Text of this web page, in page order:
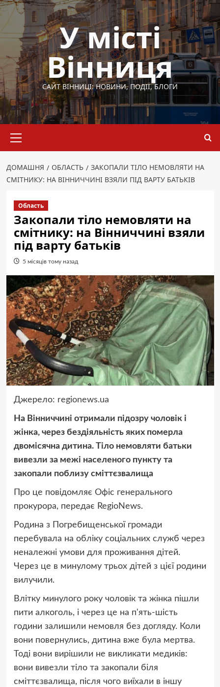
Перейти
до
вмісту
У місті
Вінниця
САЙТ ВІННИЦІ: НОВИНИ, ПОДІЇ, БЛОГИ
меню
ДОМАШНЯ ОБЛАСТЬ
ЗАКОПАЛИ ТІЛО НЕМОВЛЯТИ НА
СМІТНИКУ: НА ВІННИЧЧИНІ ВЗЯЛИ ПІД ВАРТУ БАТЬКІВ
Область
Закопали тіло немовляти на
смітнику: на Вінниччині взяли
під варту батьків
5 місяців тому назад
Джерело: regionews.ua
На Вінниччині отримали підозру чоловік і
жінка, через бездіяльність яких померла
двомісячна дитина. Тіло немовляти батьки
вивезли за межі населеного пункту та
закопали поблизу сміттєзвалища
Про це повідомляє Офіс генерального
прокурора, передає RegioNews.
Родина з Погребищенської громади
перебувала на обліку соціальних служб через
неналежні умови для проживання дітей.
Через це в минулому трьох дітей з цієї родини
вилучили.
Влітку минулого року чоловік та жінка пішли
пити алкоголь, і через це на п'ять-шість
години залишили немовля без догляду. Коли
вони повернулись, дитина вже була мертва.
Тоді вони вирішили не викликати медиків:
вони вивезли тіло та закопали біля
сміттєзвалища, після чого виїхали в іншу